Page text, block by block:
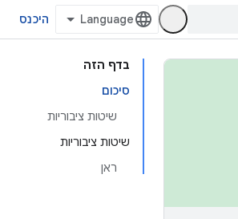
היכנס
בדף הזה
סיכום
שיטות ציבוריות
שיטות ציבוריות
ראן